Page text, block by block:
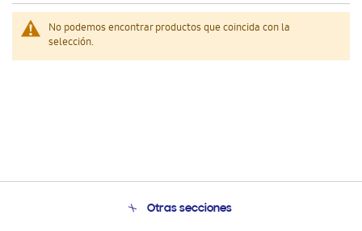
No podemos encontrar productos que coincida con la
selección.
Otras secciones